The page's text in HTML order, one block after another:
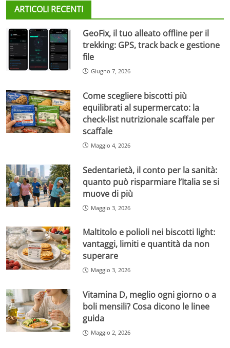
ARTICOLI RECENTI
GeoFix, il tuo alleato offline per il
trekking: GPS, track back e gestione
file
Giugno 7, 2026
Come scegliere biscotti più
equilibrati al supermercato: la
check-list nutrizionale scaffale per
scaffale
Maggio 4, 2026
Sedentarietà, il conto per la sanità:
quanto può risparmiare l’Italia se si
muove di più
Maggio 3, 2026
Maltitolo e polioli nei biscotti light:
vantaggi, limiti e quantità da non
superare
Maggio 3, 2026
Vitamina D, meglio ogni giorno o a
boli mensili? Cosa dicono le linee
guida
Maggio 2, 2026